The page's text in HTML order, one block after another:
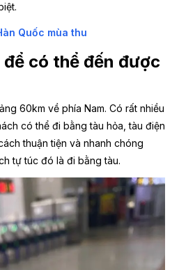
Quốc mùa thu
để có thể đến được
60km về phía Nam. Có rất nhiều
có thể đi bằng tàu hỏa, tàu điện
thuận tiện và nhanh chóng
tự túc đó là đi bằng tàu.